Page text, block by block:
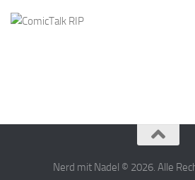
Nerd mit Nadel © 2026. Alle